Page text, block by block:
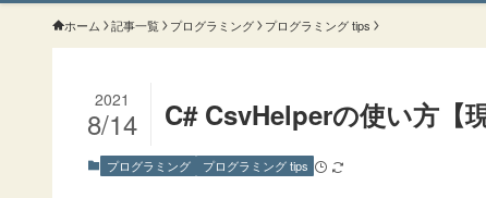
ホーム 記事一覧 プログラミング プログラミング tips
C# CsvHelperの使い方【
2021
8/14
プログラミング プログラミング tips